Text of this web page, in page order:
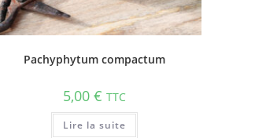
Pachyphytum compactum
5,00 € TTC
Lire la suite